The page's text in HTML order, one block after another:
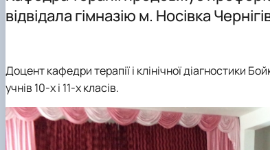
відвідала гімназію м. Носівка
Доцент кафедри терапії і клінічної діагностики
учнів 10-х і 11-х класів.